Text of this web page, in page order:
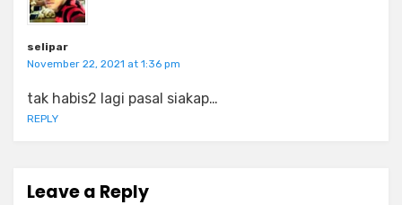
selipar
November 22, 2021 at 1:36 pm
tak habis2 lagi pasal siakap…
REPLY
Leave a Reply